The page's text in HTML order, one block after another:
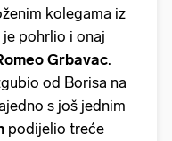
kolegama iz
pohrlio i onaj
Grbavac.
od Borisa na
s još jednim
podijelio treće